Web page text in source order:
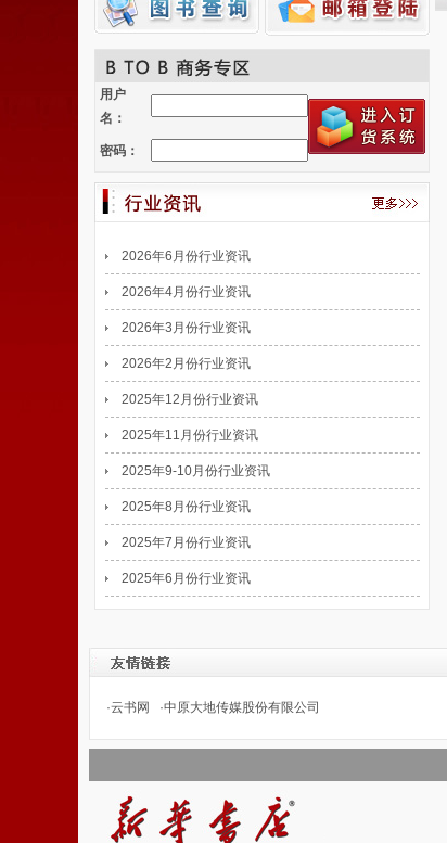
用户
名：
密码：
2026年6月份行业资讯
2026年4月份行业资讯
2026年3月份行业资讯
2026年2月份行业资讯
2025年12月份行业资讯
2025年11月份行业资讯
2025年9-10月份行业资讯
2025年8月份行业资讯
2025年7月份行业资讯
2025年6月份行业资讯
·云书网 ·中原大地传媒股份有限公司